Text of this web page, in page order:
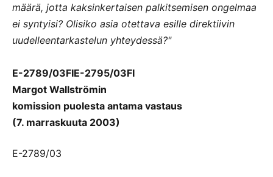
määrä, jotta kaksinkertaisen palkitsemisen ongelmaa
ei syntyisi? Olisiko asia otettava esille direktiivin
uudelleentarkastelun yhteydessä?"
E-2789/03FIE-2795/03FI
Margot Wallströmin
komission puolesta antama vastaus
(7. marraskuuta 2003)
E-2789/03